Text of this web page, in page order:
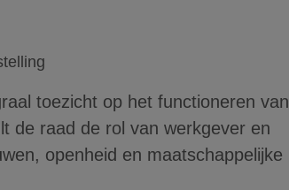
toezicht op het functioneren van
de raad de rol van werkgever en
openheid en maatschappelijke